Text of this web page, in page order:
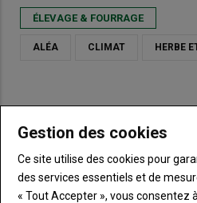
ÉLEVAGE & FOURRAGE
ALÉA CLIMAT HERBE
LES PLUS LUS
Bouge ton Bled
Gestion des cookies
Ce site utilise des cookies pour
des services essentiels et de
« Tout Accepter », vous consentez